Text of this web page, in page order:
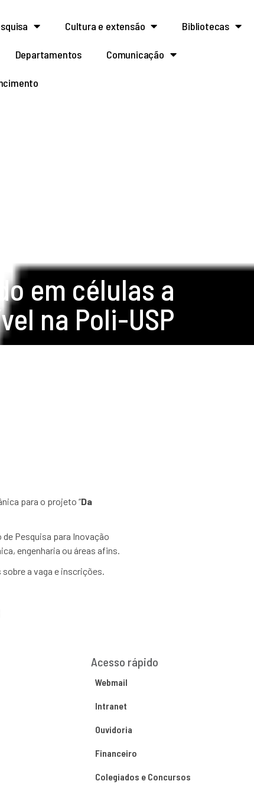
Cultura e extensão Bibliotecas
Departamentos Comunicação
em células a
na Poli-USP
para o projeto “Da
Pesquisa para Inovação
engenharia ou áreas afins.
a vaga e inscrições.
Acesso rápido
Webmail
Intranet
Ouvidoria
Financeiro
Colegiados e Concursos